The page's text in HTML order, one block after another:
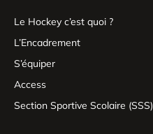
Le Hockey c’est quoi ?
L’Encadrement
S’équiper
Access
Section Sportive Scolaire (SSS)